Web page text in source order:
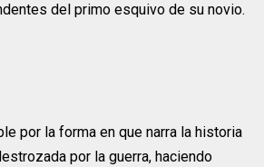
del primo esquivo de su novio.
por la forma en que narra la historia
por la guerra, haciendo